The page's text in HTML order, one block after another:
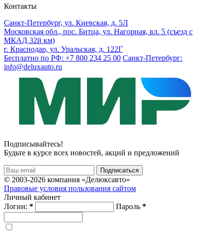
Контакты
Санкт-Петербург, ул. Киевская, д. 5Л
Московская обл., пос. Битца, ул. Нагорная, вл. 5 (съезд с
МКАД 32й км)
г. Краснодар, ул. Уральская, д. 122Г
Бесплатно по РФ: +7 800 234 25 00 Санкт-Петербург:
info@deluxauto.ru
Подписывайтесь!
Будьте в курсе всех новостей, акций и предложений
© 2003-2026 компания «Делюксавто»
Правовые условия пользования сайтом
Личный кабинет
Логин: * Пароль *